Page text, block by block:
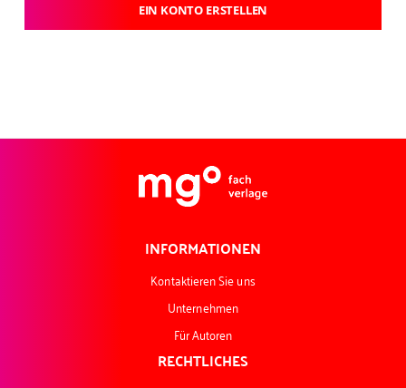
EIN KONTO ERSTELLEN
INFORMATIONEN
Kontaktieren Sie uns
Unternehmen
Für Autoren
RECHTLICHES